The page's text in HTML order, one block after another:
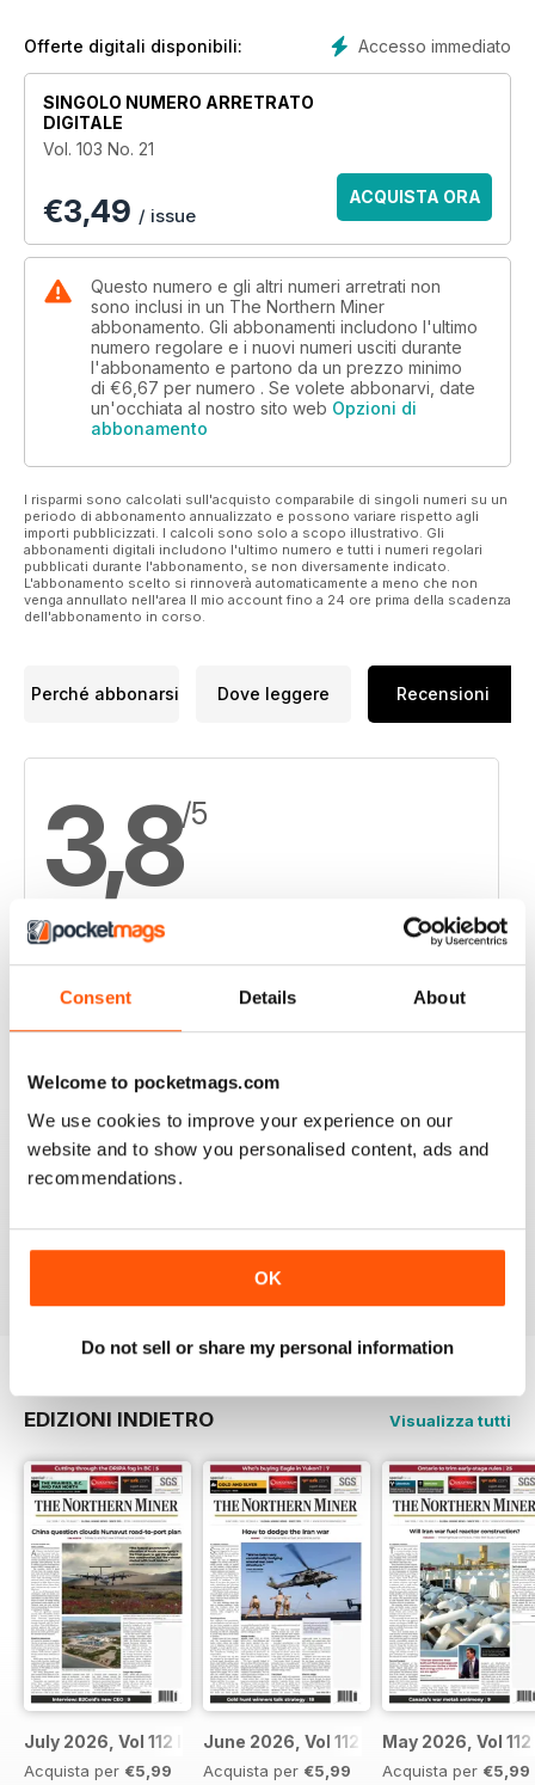
Consent Details About
Welcome to pocketmags.com
We use cookies to improve your experience on our
website and to show you personalised content, ads and
recommendations.
OK
Do not sell or share my personal information
8. B2Gold’s Fekola on brink of commercial production this
9. ‘Integra 2.0’ to buy dormant DeLamar mine from Kinross
10. New Age Metals finds high grade
11. Bitterroot hunts Arizona silver
12. Silver and PGM snapshot
13. Silver Viper takes first bite at Clemente
reversal
15. NorthIsle Copper tables PEA for North Island in BC
16. Teranga delivers Banfora feasibility
17. GoGold Resources sells Santa Gertrudis to Agnico Eagle
Accesso immediato
Offerte digitali disponibili:
SINGOLO NUMERO ARRETRATO
DIGITALE
Vol. 103 No. 21
€3,49 / issue
ACQUISTA ORA
Questo numero e gli altri numeri arretrati non
sono inclusi in un The Northern Miner
abbonamento. Gli abbonamenti includono l'ultimo
numero regolare e i nuovi numeri usciti durante
l'abbonamento e partono da un prezzo minimo
di €6,67 per numero . Se volete abbonarvi, date
un'occhiata al nostro sito web Opzioni di
abbonamento
I risparmi sono calcolati sull'acquisto comparabile di singoli numeri su un
periodo di abbonamento annualizzato e possono variare rispetto agli
importi pubblicizzati. I calcoli sono solo a scopo illustrativo. Gli
abbonamenti digitali includono l'ultimo numero e tutti i numeri regolari
pubblicati durante l'abbonamento, se non diversamente indicato.
L'abbonamento scelto si rinnoverà automaticamente a meno che non
venga annullato nell'area Il mio account fino a 24 ore prima della scadenza
dell'abbonamento in corso.
Perché abbonarsi Dove leggere Recensioni
3,8/5
Basato su 4 Recensioni dei clienti
3
2 0
VISUALIZZA LE RECENSIONI
EDIZIONI INDIETRO Visualizza tutti
July 2026, Vol 112 Issue 7
Acquista per €5,99
June 2026, Vol 112 Issue 6
Acquista per €5,99
May 2026, Vol
Acquista per €5,99